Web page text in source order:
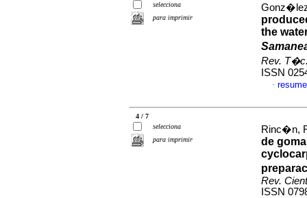
selecciona
para imprimir
the
Rev.
ISSN
·
4 / 7
selecciona
para imprimir
Rinc�n,
de
Rev.
ISSN